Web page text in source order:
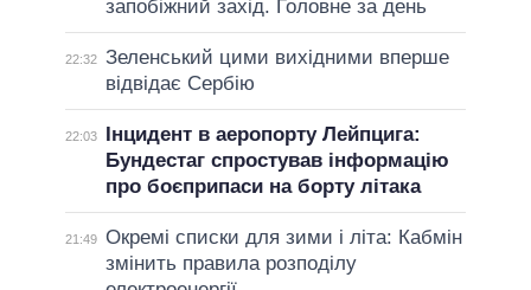
запобіжний захід. Головне за день
22:32 Зеленський цими вихідними вперше
відвідає Сербію
22:03
Інцидент в аеропорту Лейпцига:
Бундестаг спростував інформацію
про боєприпаси на борту літака
21:49 Окремі списки для зими і літа: Кабмін
змінить правила розподілу